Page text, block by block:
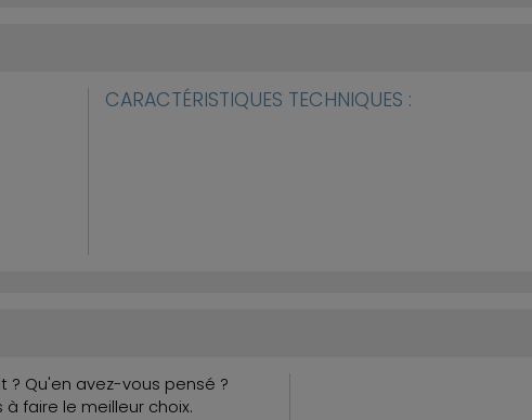
CARACTÉRISTIQUES TECHNIQUES :
? Qu'en avez-vous pensé ?
faire le meilleur choix.